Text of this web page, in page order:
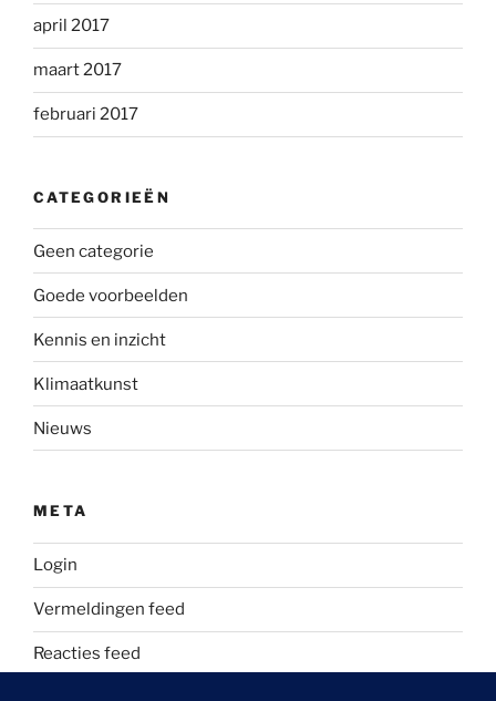
april 2017
maart 2017
februari 2017
CATEGORIEËN
Geen categorie
Goede voorbeelden
Kennis en inzicht
Klimaatkunst
Nieuws
META
Login
Vermeldingen feed
Reacties feed